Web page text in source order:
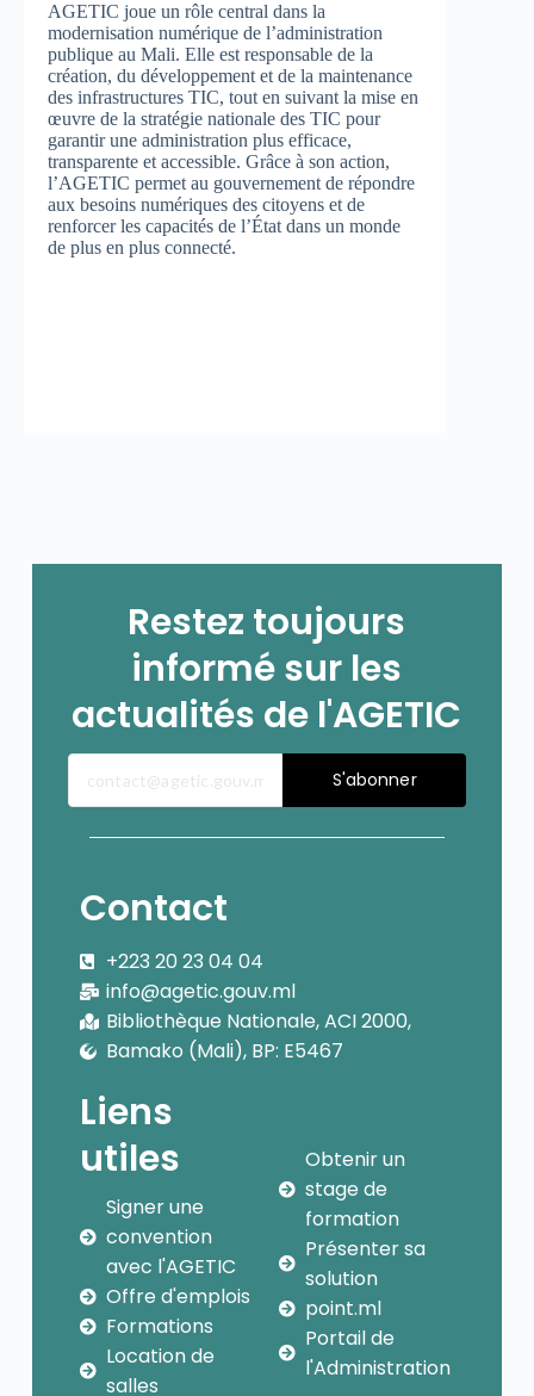
AGETIC joue un rôle central dans la
modernisation numérique de l’administration
publique au Mali. Elle est responsable de la
création, du développement et de la maintenance
des infrastructures TIC, tout en suivant la mise en
œuvre de la stratégie nationale des TIC pour
garantir une administration plus efficace,
transparente et accessible. Grâce à son action,
l’AGETIC permet au gouvernement de répondre
aux besoins numériques des citoyens et de
renforcer les capacités de l’État dans un monde
de plus en plus connecté.
Restez toujours
informé sur les
actualités de l'AGETIC
S'abonner
Contact
+223 20 23 04 04
info@agetic.gouv.ml
Bibliothèque Nationale, ACI 2000,
Bamako (Mali), BP: E5467
Liens
utiles
Signer une
convention
avec l'AGETIC
Offre d'emplois
Formations
Location de
salles
Obtenir un
stage de
formation
Présenter sa
solution
point.ml
Portail de
l'Administration